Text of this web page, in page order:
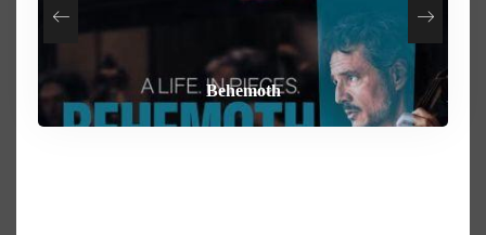
Heart of the Beast
Behemoth
How To Rob A Bank
By Any Means